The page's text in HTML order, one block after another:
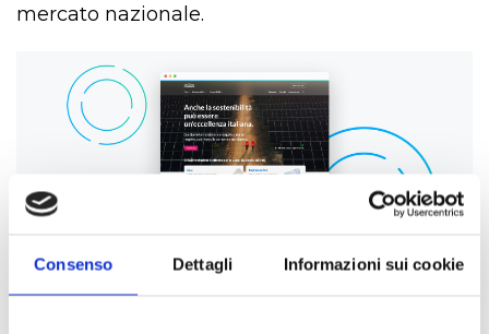
Consenso Dettagli Informazioni sui cookie
mercato nazionale.